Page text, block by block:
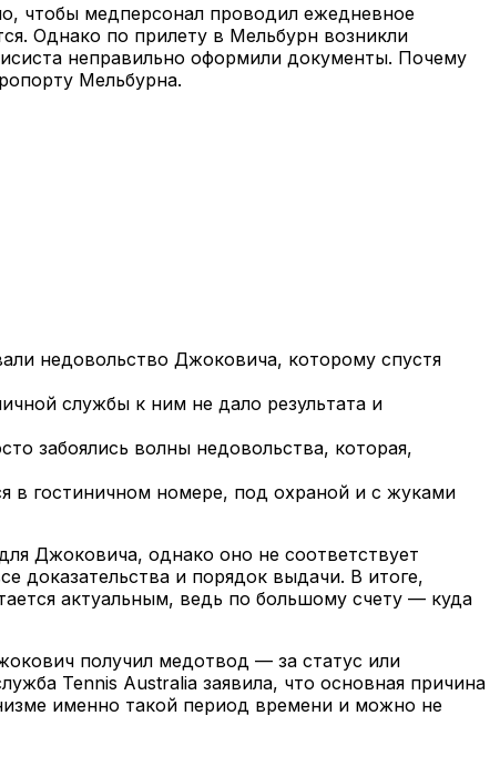
чтобы медперсонал проводил ежедневное
Однако по прилету в Мельбурн возникли
неправильно оформили документы. Почему
Мельбурна.
недовольство Джоковича, которому спустя
службы к ним не дало результата и
забоялись волны недовольства, которая,
в гостиничном номере, под охраной и с жуками
Джоковича, однако оно не соответствует
доказательства и порядок выдачи. В итоге,
актуальным, ведь по большому счету — куда
получил медотвод — за статус или
Tennis Australia заявила, что основная причина
именно такой период времени и можно не